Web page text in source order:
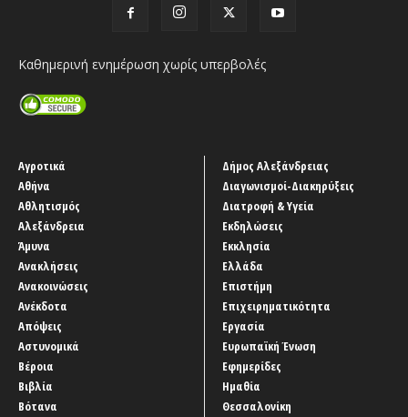
Καθημερινή ενημέρωση χωρίς υπερβολές
Αγροτικά
Αθήνα
Αθλητισμός
Αλεξάνδρεια
Άμυνα
Ανακλήσεις
Ανακοινώσεις
Ανέκδοτα
Απόψεις
Αστυνομικά
Βέροια
Βιβλία
Βότανα
Δήμος Αλεξάνδρειας
Διαγωνισμοί-Διακηρύξεις
Διατροφή & Υγεία
Εκδηλώσεις
Εκκλησία
Ελλάδα
Επιστήμη
Επιχειρηματικότητα
Εργασία
Ευρωπαϊκή Ένωση
Εφημερίδες
Ημαθία
Θεσσαλονίκη